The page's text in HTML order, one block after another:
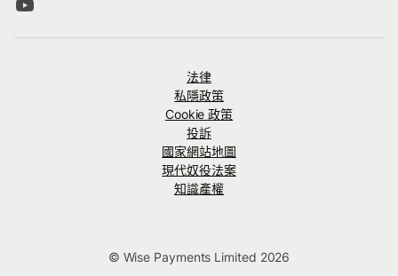
法律
私隱政策
Cookie 政策
投訴
國家網站地圖
現代奴役法案
知識產權
© Wise Payments Limited 2026